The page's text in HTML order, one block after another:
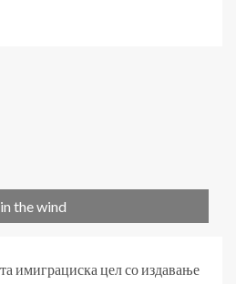
the wind
имиграциска цел со издавање